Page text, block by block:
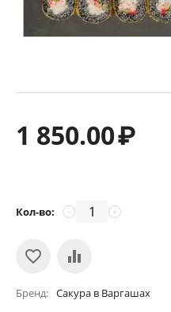
1 850.00₽
Кол-во: +
−
Бренд Сакура в Варгашах